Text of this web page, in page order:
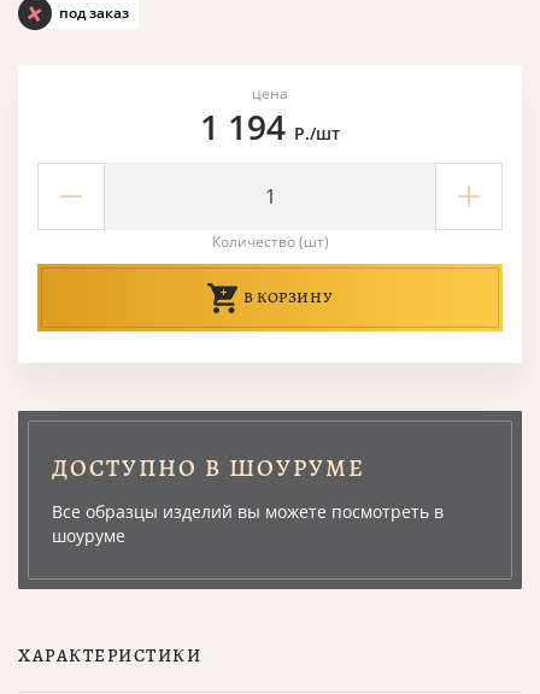
под заказ
цена
1 194 Р./шт
Количество (шт)
В КОРЗИНУ
ДОСТУПНО В ШОУРУМЕ
Все образцы изделий вы можете посмотреть в
шоуруме
ХАРАКТЕРИСТИКИ